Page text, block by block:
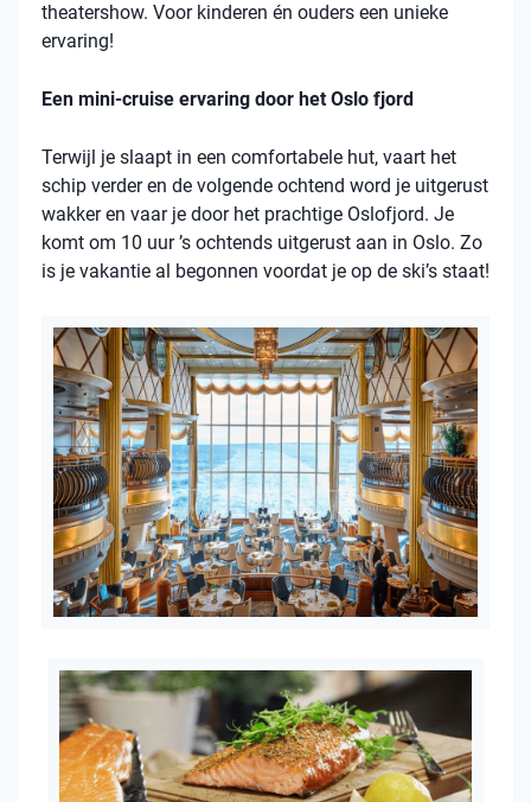
theatershow. Voor kinderen én ouders een unieke
ervaring!
Een mini-cruise ervaring door het Oslo fjord
Terwijl je slaapt in een comfortabele hut, vaart het
schip verder en de volgende ochtend word je uitgerust
wakker en vaar je door het prachtige Oslofjord. Je
komt om 10 uur ’s ochtends uitgerust aan in Oslo. Zo
is je vakantie al begonnen voordat je op de ski’s staat!